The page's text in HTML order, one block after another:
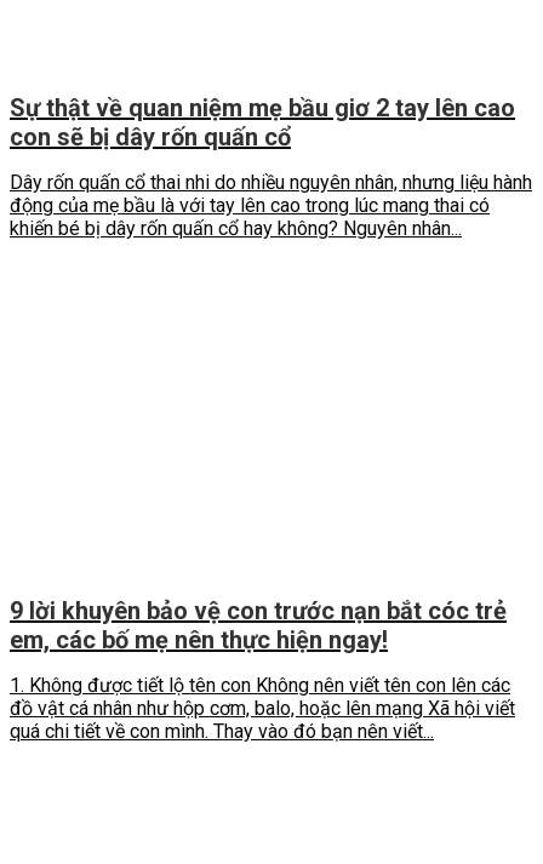
Sự thật về quan niệm mẹ bầu giơ 2 tay lên cao
con sẽ bị dây rốn quấn cổ
Dây rốn quấn cổ thai nhi do nhiều nguyên nhân, nhưng liệu hành
động của mẹ bầu là với tay lên cao trong lúc mang thai có
khiến bé bị dây rốn quấn cổ hay không? Nguyên nhân...
9 lời khuyên bảo vệ con trước nạn bắt cóc trẻ
em, các bố mẹ nên thực hiện ngay!
1. Không được tiết lộ tên con Không nên viết tên con lên các
đồ vật cá nhân như hộp cơm, balo, hoặc lên mạng Xã hội viết
quá chi tiết về con mình. Thay vào đó bạn nên viết...